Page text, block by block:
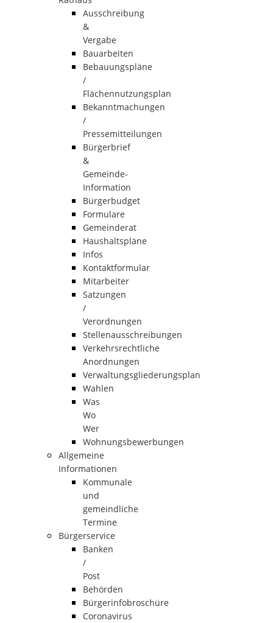
Ausschreibung
&
Vergabe
Bauarbeiten
Bebauungspläne
/
Flächennutzungsplan
Bekanntmachungen
/
Pressemitteilungen
Bürgerbrief
&
Gemeinde-
Information
Bürgerbudget
Formulare
Gemeinderat
Haushaltspläne
Infos
Kontaktformular
Mitarbeiter
Satzungen
/
Verordnungen
Stellenausschreibungen
Verkehrsrechtliche
Anordnungen
Verwaltungsgliederungsplan
Wahlen
Was
Wo
Wer
Wohnungsbewerbungen
Allgemeine
Informationen
Kommunale
und
gemeindliche
Termine
Bürgerservice
Banken
/
Post
Behörden
Bürgerinfobroschüre
Coronavirus